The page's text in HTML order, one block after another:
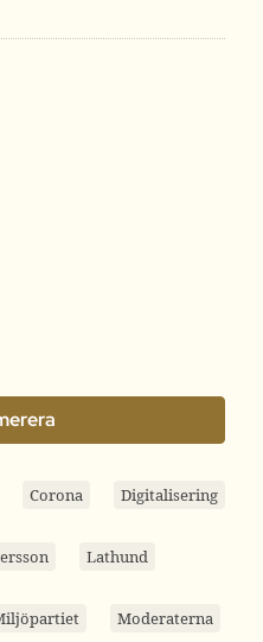
Corona Digitalisering
Lathund
Moderaterna